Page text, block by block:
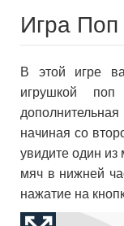
Игра
В этой игре
игрушкой
начиная со
увидите один из
мяч в нижней
нажатие на